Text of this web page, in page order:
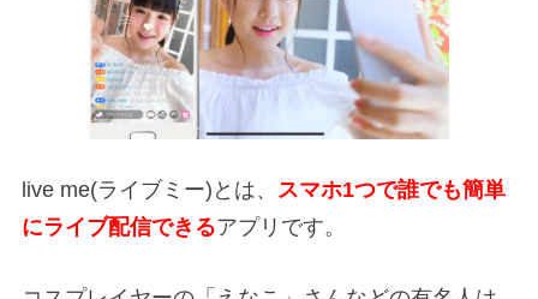
live me(ライブミー)とは、 スマホ1つで誰でも簡単
にライブ配信できるアプリです。